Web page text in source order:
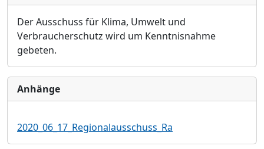
Der Ausschuss für Klima, Umwelt und
Verbraucherschutz wird um Kenntnisnahme
gebeten.
Anhänge
2020_06_17_Regionalausschuss_Ra